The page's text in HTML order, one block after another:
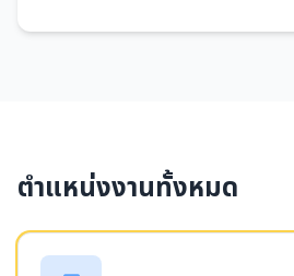
ตำแหน่งงานทั้งหมด